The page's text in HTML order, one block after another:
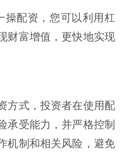
操配资，您可以利用杠
财富增值，更快地实现
方式，投资者在使用配
承受能力，并严格控制
机制和相关风险，避免